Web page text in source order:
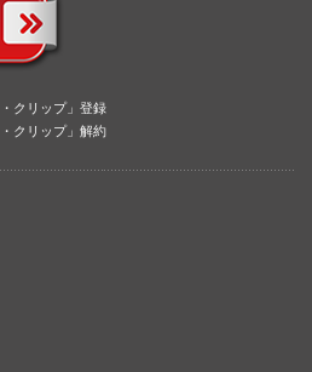
クリップ」登録
クリップ」解約